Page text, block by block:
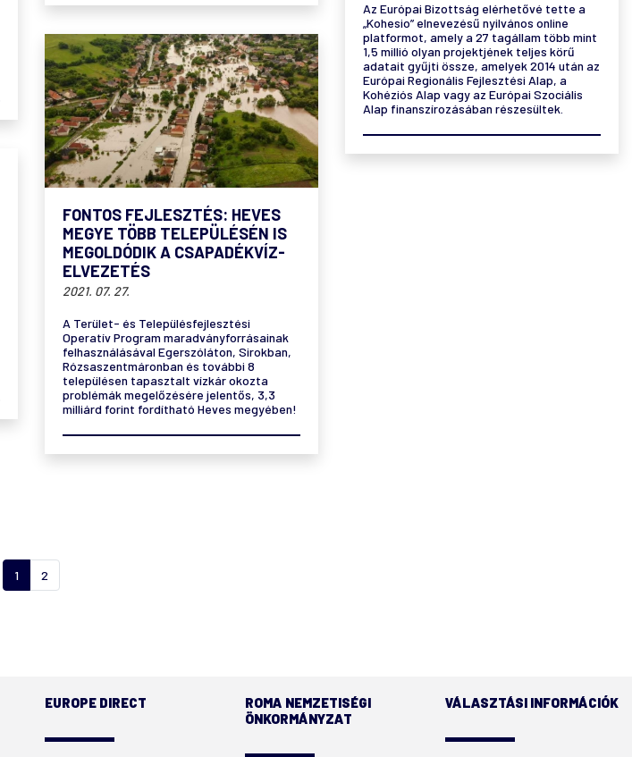
Az Európai Bizottság elérhetővé tette a
„Kohesio” elnevezésű nyilvános online
platformot, amely a 27 tagállam több mint
1,5 millió olyan projektjének teljes körű
adatait gyűjti össze, amelyek 2014 után az
Európai Regionális Fejlesztési Alap, a
Kohéziós Alap vagy az Európai Szociális
Alap finanszírozásában részesültek.
FONTOS FEJLESZTÉS: HEVES
MEGYE TÖBB TELEPÜLÉSÉN IS
MEGOLDÓDIK A CSAPADÉKVÍZ-
ELVEZETÉS
2021. 07. 27.
A Terület- és Településfejlesztési
Operatív Program maradványforrásainak
felhasználásával Egerszóláton, Sirokban,
Rózsaszentmáronban és további 8
településen tapasztalt vízkár okozta
problémák megelőzésére jelentős, 3,3
milliárd forint fordítható Heves megyében!
1 2
EUROPE DIRECT
ROMA NEMZETISÉGI
ÖNKORMÁNYZAT
VÁLASZTÁSI INFORMÁCIÓK